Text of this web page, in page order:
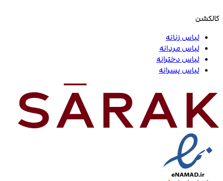
کالکشن
لباس زنانه
لباس مردانه
لباس دخترانه
لباس پسرانه